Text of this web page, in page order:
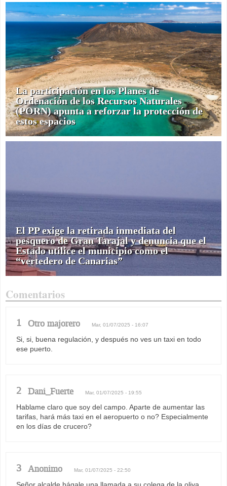
La participación en los Planes de
Ordenación de los Recursos Naturales
(PORN) apunta a reforzar la protección de
estos espacios
El PP exige la retirada inmediata del
pesquero de Gran Tarajal y denuncia que el
Estado utilice el municipio como el
“vertedero de Canarias”
Comentarios
1 Otro majorero Mar, 01/07/2025 - 16:07
Si, si, buena regulación, y después no ves un taxi en todo
ese puerto.
2 Dani_Fuerte Mar, 01/07/2025 - 19:55
Hablame claro que soy del campo. Aparte de aumentar las
tarifas, hará más taxi en el aeropuerto o no? Especialmente
en los días de crucero?
3 Anonimo Mar, 01/07/2025 - 22:50
Señor alcalde hágale una llamada a su colega de la oliva